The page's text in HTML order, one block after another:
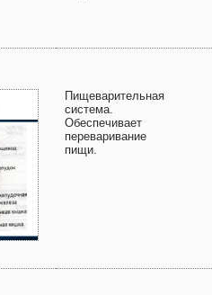
Пищеварительная
система.
Обеспечивает
переваривание
пищи.